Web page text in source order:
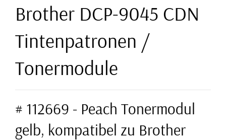
Brother DCP-9045 CDN
Tintenpatronen /
Tonermodule
# 112669 - Peach Tonermodul
gelb, kompatibel zu Brother